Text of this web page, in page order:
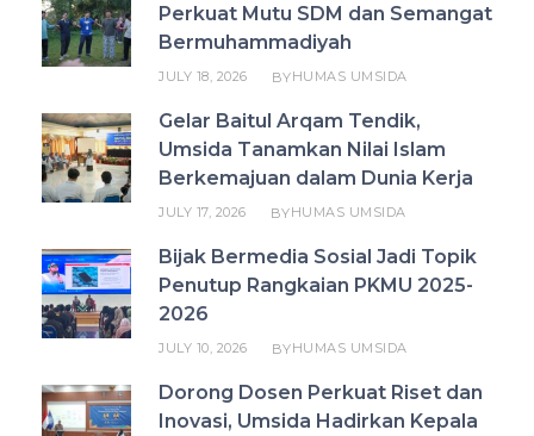
Perkuat Mutu SDM dan Semangat
Bermuhammadiyah
JULY 18, 2026 BYHUMAS UMSIDA
Gelar Baitul Arqam Tendik,
Umsida Tanamkan Nilai Islam
Berkemajuan dalam Dunia Kerja
JULY 17, 2026 BYHUMAS UMSIDA
Bijak Bermedia Sosial Jadi Topik
Penutup Rangkaian PKMU 2025-
2026
JULY 10, 2026 BYHUMAS UMSIDA
Dorong Dosen Perkuat Riset dan
Inovasi, Umsida Hadirkan Kepala